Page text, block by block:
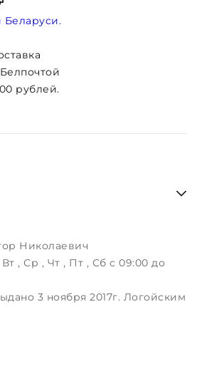
Беларуси.
рублей.
Николаевич
, Ср , Чт , Пт , Сб c 09:00 до
3 ноября 2017г. Логойским